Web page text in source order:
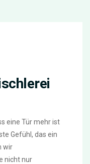
eine Tür mehr ist
Gefühl, das ein
wir
nicht nur